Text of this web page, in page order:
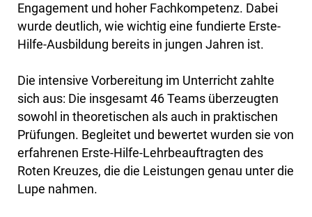
Engagement und hoher Fachkompetenz. Dabei
wurde deutlich, wie wichtig eine fundierte Erste-
Hilfe-Ausbildung bereits in jungen Jahren ist.
Die intensive Vorbereitung im Unterricht zahlte
sich aus: Die insgesamt 46 Teams überzeugten
sowohl in theoretischen als auch in praktischen
Prüfungen. Begleitet und bewertet wurden sie von
erfahrenen Erste-Hilfe-Lehrbeauftragten des
Roten Kreuzes, die die Leistungen genau unter die
Lupe nahmen.